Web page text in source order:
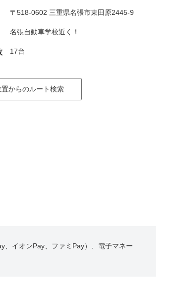
〒518-0602 三重県名張市東田原2445-9
名張自動車学校近く！
17台
からのルート検索
、イオンPay、ファミPay）、電子マネー